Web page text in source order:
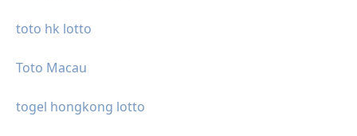
toto hk lotto
Toto Macau
togel hongkong lotto